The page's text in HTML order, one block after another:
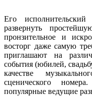
Его
развернуть
пронзительное и
восторг даже самую
приглашают на
события (юбилей,
качестве
сценического
популярные ведущие